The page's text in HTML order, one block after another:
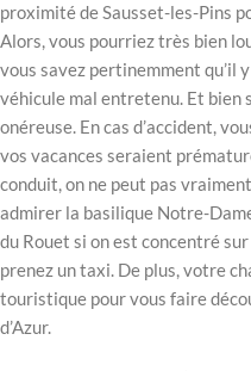
proximité de Sausset-les-Pins
Alors, vous pourriez très bien
vous savez pertinemment qu’il
véhicule mal entretenu. Et bien
onéreuse. En cas d’accident,
vos vacances seraient
conduit, on ne peut pas
admirer la basilique Notre-
du Rouet si on est concentré
prenez un taxi. De plus, votre
touristique pour vous faire
d’Azur.